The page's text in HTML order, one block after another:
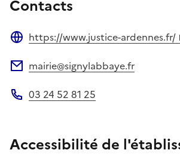
Contacts
https://www.justice-ardennes.fr/
mairie@signylabbaye.fr
03 24 52 81 25
Accessibilité de